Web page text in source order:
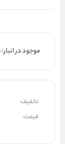
موجود در انبار:
تخفیف:
قیمت: